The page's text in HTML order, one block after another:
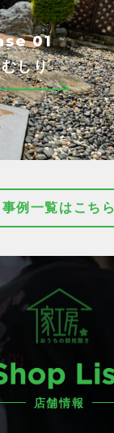
01
しり
事例一覧はこちら
店舗情報